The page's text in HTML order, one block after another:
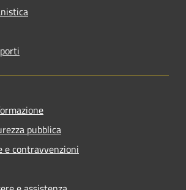
pubblica
e contravvenzioni